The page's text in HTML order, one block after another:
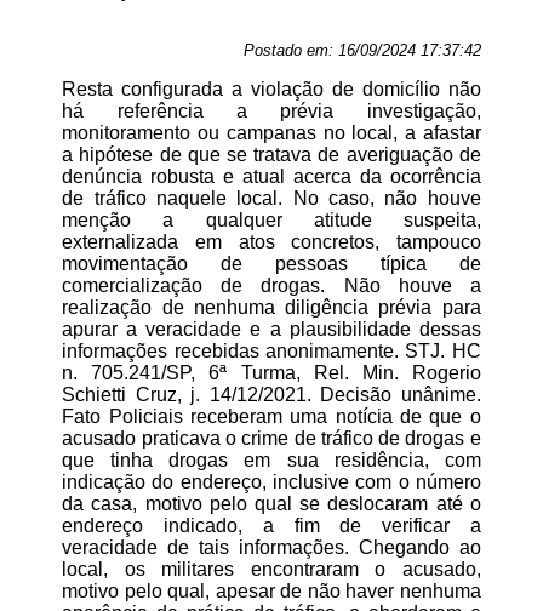
Postado em: 16/09/2024 17:37:42
Resta configurada a violação de domicílio não
há referência a prévia investigação,
monitoramento ou campanas no local, a afastar
a hipótese de que se tratava de averiguação de
denúncia robusta e atual acerca da ocorrência
de tráfico naquele local. No caso, não houve
menção a qualquer atitude suspeita,
externalizada em atos concretos, tampouco
movimentação de pessoas típica de
comercialização de drogas. Não houve a
realização de nenhuma diligência prévia para
apurar a veracidade e a plausibilidade dessas
informações recebidas anonimamente. STJ. HC
n. 705.241/SP, 6ª Turma, Rel. Min. Rogerio
Schietti Cruz, j. 14/12/2021. Decisão unânime.
Fato Policiais receberam uma notícia de que o
acusado praticava o crime de tráfico de drogas e
que tinha drogas em sua residência, com
indicação do endereço, inclusive com o número
da casa, motivo pelo qual se deslocaram até o
endereço indicado, a fim de verificar a
veracidade de tais informações. Chegando ao
local, os militares encontraram o acusado,
motivo pelo qual, apesar de não haver nenhuma